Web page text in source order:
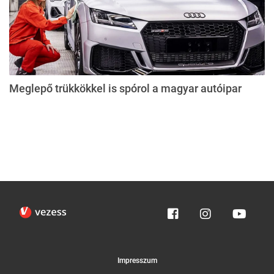
Meglepő trükkökkel is spórol a magyar autóipar
Impresszum